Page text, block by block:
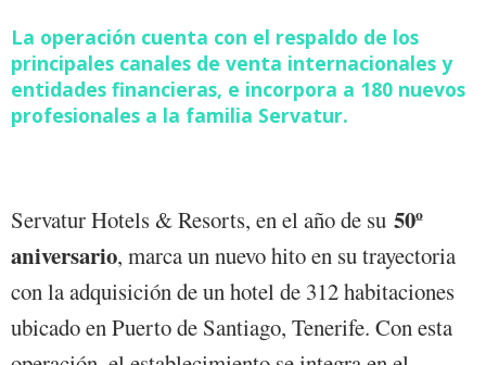
La operación cuenta con el respaldo de los
principales canales de venta internacionales y
entidades financieras, e incorpora a 180 nuevos
profesionales a la familia Servatur.
Servatur Hotels & Resorts, en el año de su 50º
aniversario, marca un nuevo hito en su trayectoria
con la adquisición de un hotel de 312 habitaciones
ubicado en Puerto de Santiago, Tenerife. Con esta